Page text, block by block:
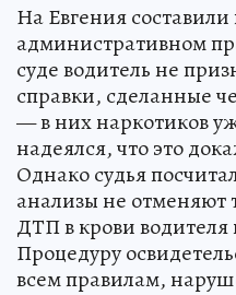
На Евгения составили
административном
суде водитель не
справки, сделанные
— в них наркотиков
надеялся, что это
Однако судья
анализы не отменяют
ДТП в крови
Процедуру
всем правилам,